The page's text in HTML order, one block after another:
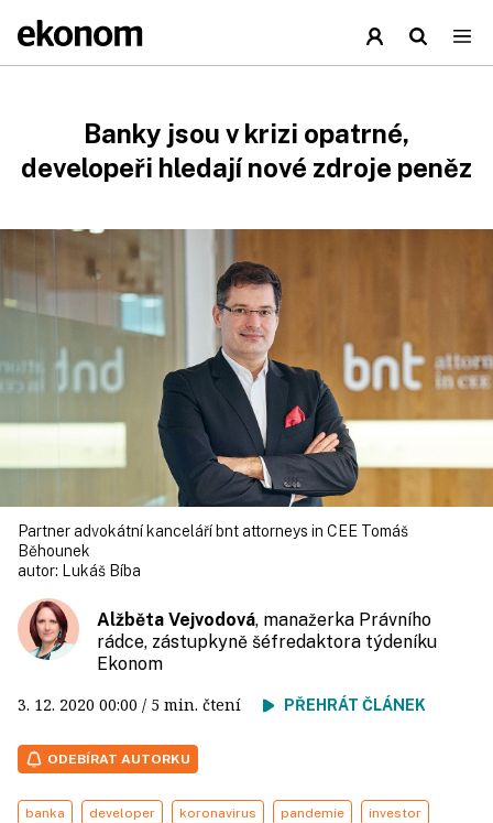
Banky jsou v krizi opatrné,
developeři hledají nové zdroje peněz
Partner advokátní kanceláří bnt attorneys in CEE Tomáš
Běhounek
autor:
Lukáš Bíba
Alžběta Vejvodová, manažerka Právního
rádce, zástupkyně šéfredaktora týdeníku
Ekonom
3. 12. 2020 00:00 / 5 min. čtení PŘEHRÁT ČLÁNEK
ODEBÍRAT AUTORKU
banka developer koronavirus pandemie investor